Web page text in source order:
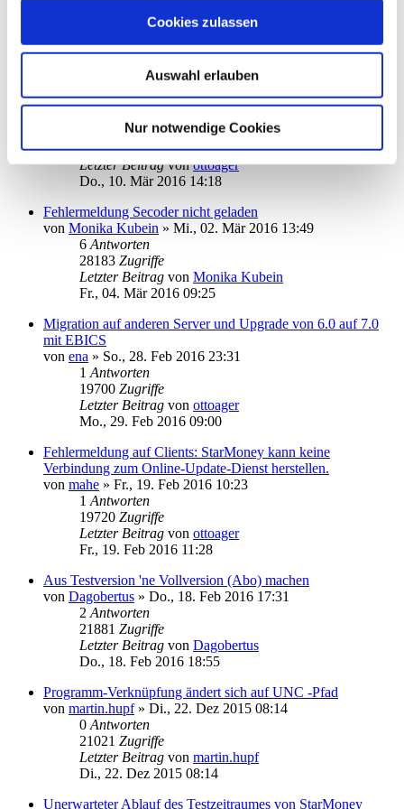
Cookies zulassen
Auswahl erlauben
Nur notwendige Cookies
vonBA2013»Fr., 11. Mär 2016 11:04
Antworten
Letzter Beitragvonottoager
Fr., 11. Mär 2016 13:59
Update von 6 auf 7, Client / Server Version oder nicht
Antworten
19220Zugriffe
Letzter Beitragvonottoager
Do., 10. Mär 2016 14:18
Fehlermeldung Secoder nicht geladen
von Monika Kubein » Mi., 02. Mär 2016 13:49
6 Antworten
28183 Zugriffe
Letzter Beitrag von Monika Kubein
Fr., 04. Mär 2016 09:25
Migration auf anderen Server und Upgrade von 6.0 auf 7.0
mit EBICS
von ena » So., 28. Feb 2016 23:31
1 Antworten
19700 Zugriffe
Letzter Beitrag von ottoager
Mo., 29. Feb 2016 09:00
Fehlermeldung auf Clients: StarMoney kann keine
Verbindung zum Online-Update-Dienst herstellen.
von mahe » Fr., 19. Feb 2016 10:23
1 Antworten
19720 Zugriffe
Letzter Beitrag von ottoager
Fr., 19. Feb 2016 11:28
Aus Testversion 'ne Vollversion (Abo) machen
von Dagobertus » Do., 18. Feb 2016 17:31
2 Antworten
21881 Zugriffe
Letzter Beitrag von Dagobertus
Do., 18. Feb 2016 18:55
Programm-Verknüpfung ändert sich auf UNC -Pfad
von martin.hupf» Di., 22. Dez 2015 08:14
0 Antworten
21021 Zugriffe
Letzter Beitrag von martin.hupf
Di., 22. Dez 2015 08:14
Unerwarteter Ablauf des Testzeitraumes von StarMoney